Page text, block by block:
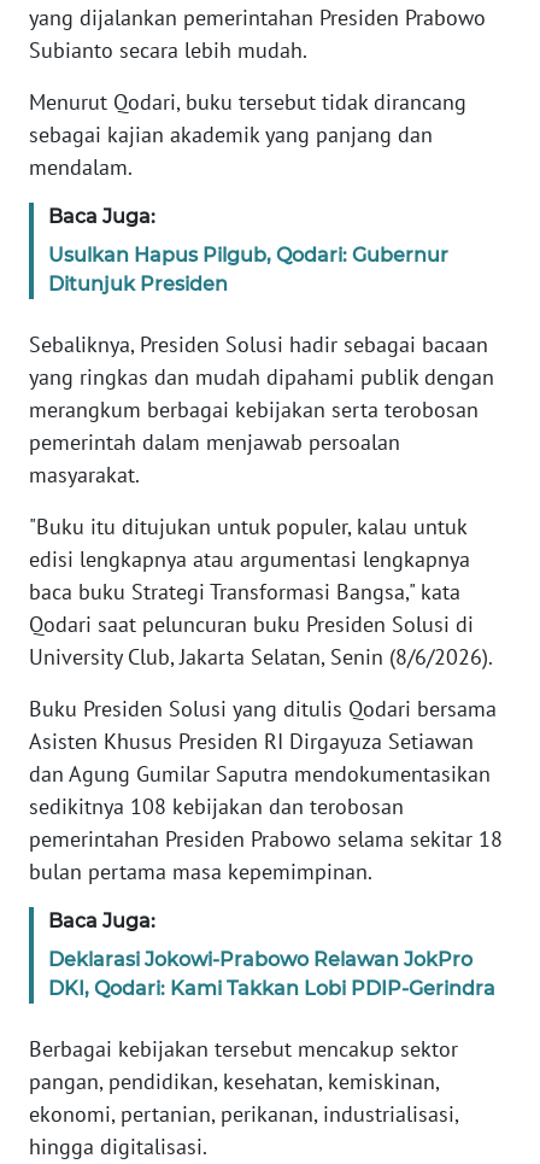
yang dijalankan pemerintahan Presiden Prabowo
Subianto secara lebih mudah.
Menurut Qodari, buku tersebut tidak dirancang
sebagai kajian akademik yang panjang dan
mendalam.
Baca Juga:
Usulkan Hapus Pilgub, Qodari: Gubernur
Ditunjuk Presiden
Sebaliknya, Presiden Solusi hadir sebagai bacaan
yang ringkas dan mudah dipahami publik dengan
merangkum berbagai kebijakan serta terobosan
pemerintah dalam menjawab persoalan
masyarakat.
"Buku itu ditujukan untuk populer, kalau untuk
edisi lengkapnya atau argumentasi lengkapnya
baca buku Strategi Transformasi Bangsa," kata
Qodari saat peluncuran buku Presiden Solusi di
University Club, Jakarta Selatan, Senin (8/6/2026).
Buku Presiden Solusi yang ditulis Qodari bersama
Asisten Khusus Presiden RI Dirgayuza Setiawan
dan Agung Gumilar Saputra mendokumentasikan
sedikitnya 108 kebijakan dan terobosan
pemerintahan Presiden Prabowo selama sekitar 18
bulan pertama masa kepemimpinan.
Baca Juga:
Deklarasi Jokowi-Prabowo Relawan JokPro
DKI, Qodari: Kami Takkan Lobi PDIP-Gerindra
Berbagai kebijakan tersebut mencakup sektor
pangan, pendidikan, kesehatan, kemiskinan,
ekonomi, pertanian, perikanan, industrialisasi,
hingga digitalisasi.
KONTAK
KAMI
INFO
IKLAN
KAMI
PEDOMAN
REDAKSI
DISCLAIMER
Wahana
Regional
SUMUT
WN
JAKARTA
WN
WN
BANTEN
WN
NTT
WN